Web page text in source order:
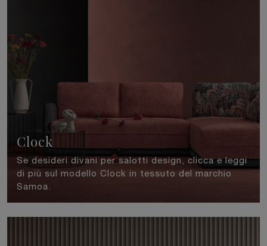
Clock
Se desideri divani per salotti design, clicca e leggi
di più sul modello Clock in tessuto del marchio
Samoa.